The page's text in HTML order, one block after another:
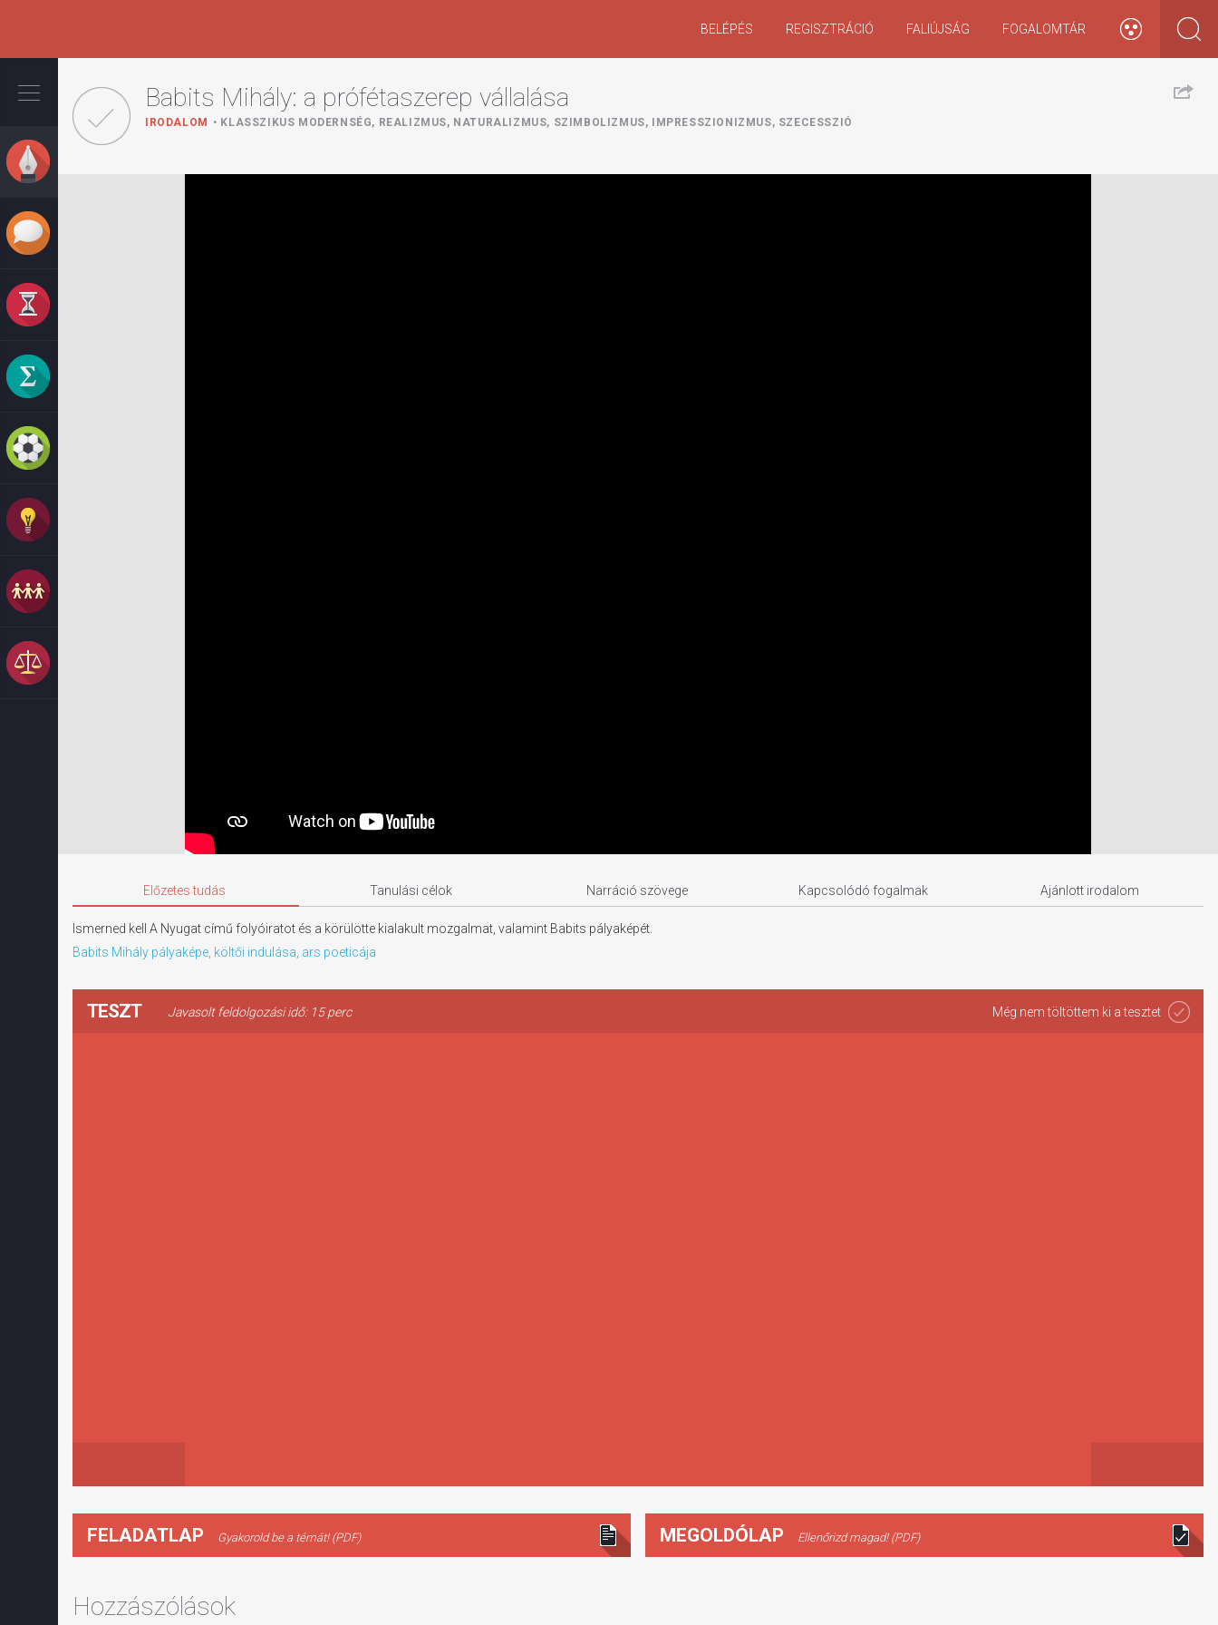
tartalomra
REGISZTRÁCIÓ FALIÚJSÁG FOGALOMTÁR
BELÉPÉS
Babits Mihály: a prófétaszerep vállalása
IRODALOM KLASSZIKUS MODERNSÉG, REALIZMUS, NATURALIZMUS, SZIMBOLIZMUS, IMPRESSZIONIZMUS, SZECESSZIÓ
Előzetes tudás Tanulási célok Narráció szövege Kapcsolódó fogalmak Ajánlott irodalom
Ismerned kell A Nyugat című folyóiratot és a körülötte kialakult mozgalmat, valamint Babits pályaképét.
Babits Mihály pályaképe, költői indulása, ars poeticája
TESZT Javasolt feldolgozási idő: 15 perc Még nem töltöttem ki a tesztet
FELADATLAP Gyakorold be a témát! (PDF) MEGOLDÓLAP Ellenőrizd magad! (PDF)
Hozzászólások